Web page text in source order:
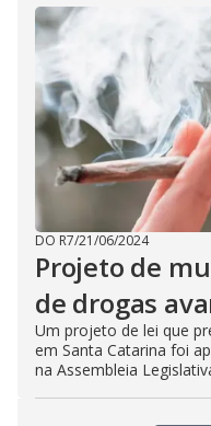
DO R7/21/06/2024
Projeto de
de drogas
Um projeto de lei que
em Santa Catarina foi
na Assembleia